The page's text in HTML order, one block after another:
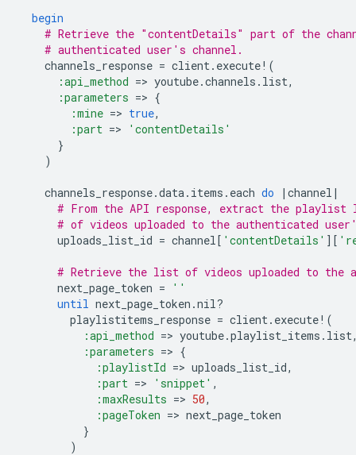
begin
# Retrieve the "contentDetails" part of the
# authenticated user's channel.
channels_response = client. execute! (
:api_method => youtube.channels . list,
:parameters => {
:mine => true,
:part =>
'contentDetails'
}
)
channels_response.data. items . each do | channel |
# From the API response, extract the
# of videos uploaded to the authenticated
uploads_list_id = channel[ 'contentDetails' ][
# Retrieve the list of videos uploaded to the
next_page_token =
''
until next_page_token .nil?
playlistitems_response = client. execute! (
:api_method => youtube.playlist_items . list
:parameters => {
:playlistId => uploads_list_id,
:part => 'snippet' ,
:maxResults => 50,
:pageToken => next_page_token
}
)